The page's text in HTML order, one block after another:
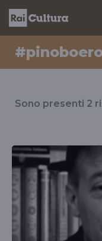
il
#pinoboero
Sono presenti 2